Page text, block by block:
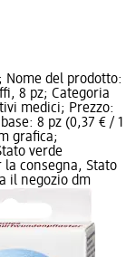
Nome del prodotto:
8 pz; Categoria
medici; Prezzo:
8 pz (0,37 € / 1
grafica;
verde
la consegna, Stato
il negozio dm